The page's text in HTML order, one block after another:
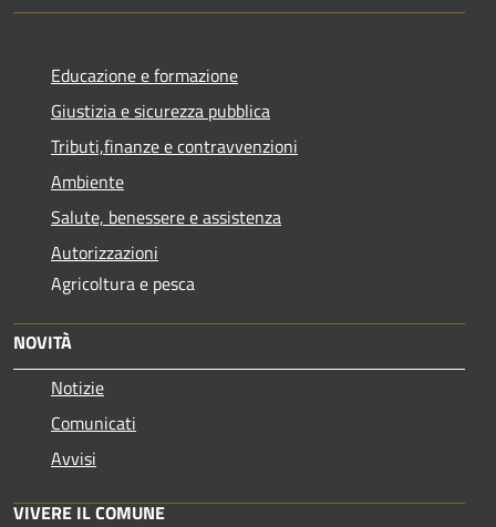
Educazione e formazione
Giustizia e sicurezza pubblica
Tributi,finanze e contravvenzioni
Ambiente
Salute, benessere e assistenza
Autorizzazioni
Agricoltura e pesca
NOVITÀ
Notizie
Comunicati
Avvisi
VIVERE IL COMUNE